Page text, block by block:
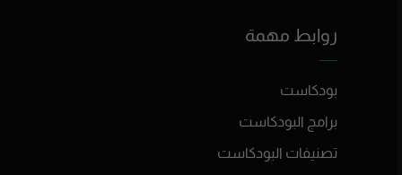
روابط مهمة
بودكاست
برامج البودكاست
تصنيفات البودكاست